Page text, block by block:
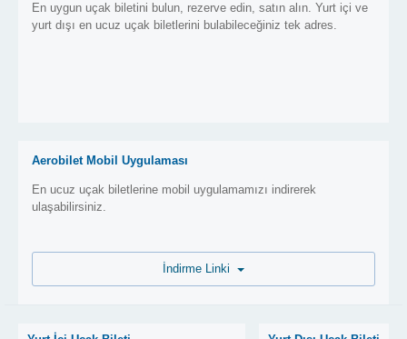
En uygun uçak biletini bulun, rezerve edin, satın alın. Yurt içi ve
yurt dışı en ucuz uçak biletlerini bulabileceğiniz tek adres.
Aerobilet Mobil Uygulaması
En ucuz uçak biletlerine mobil uygulamamızı indirerek
ulaşabilirsiniz.